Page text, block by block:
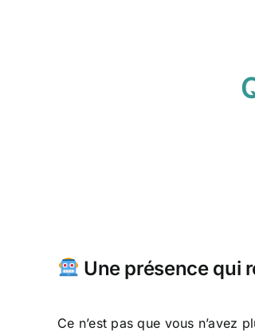
Une présence qui
Ce n’est pas que vous n’avez